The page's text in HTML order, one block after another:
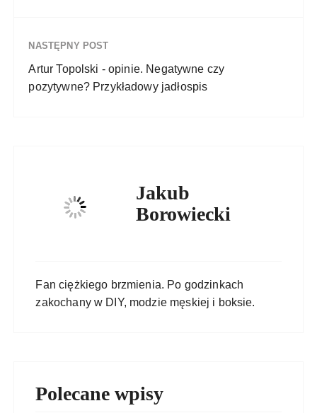
NASTĘPNY POST
Artur Topolski - opinie. Negatywne czy
pozytywne? Przykładowy jadłospis
Jakub
Borowiecki
Fan ciężkiego brzmienia. Po godzinkach
zakochany w DIY, modzie męskiej i boksie.
Polecane wpisy